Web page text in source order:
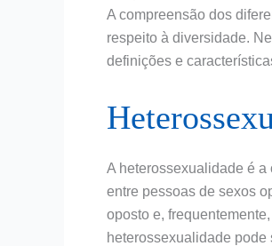
A compreensão dos
respeito à diversidade.
definições e
A heterossexualidade é a
entre pessoas de sexos
oposto e,
heterossexualidade pode